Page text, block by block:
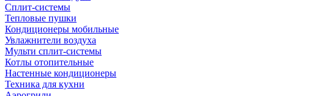
Сплит-системы
Тепловые пушки
Кондиционеры мобильные
Увлажнители воздуха
Мульти сплит-системы
Котлы отопительные
Настенные кондиционеры
Техника для кухни